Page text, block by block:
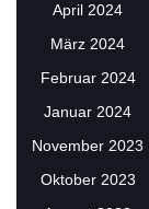
April 2024
März 2024
Februar 2024
Januar 2024
November 2023
Oktober 2023